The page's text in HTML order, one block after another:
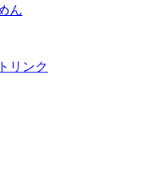
ん
リンク